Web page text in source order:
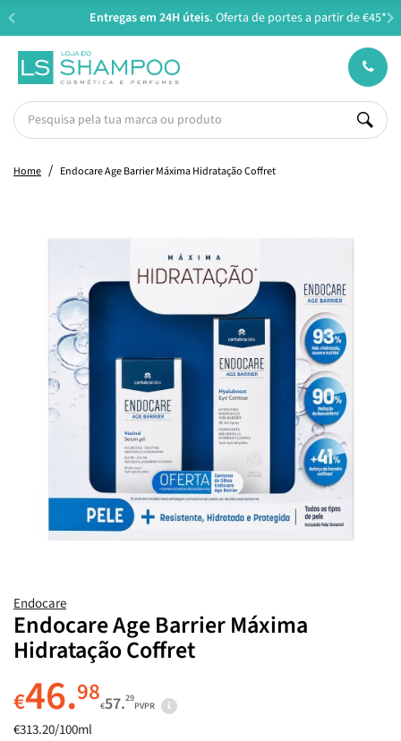
Entregas em 24H úteis.Oferta de portes a partir de €45*
Home Endocare Age Barrier Máxima Hidratação Coffret
Endocare
Endocare Age Barrier Máxima
Hidratação Coffret
€46.98€57.29
PVPR
€313.20/100ml